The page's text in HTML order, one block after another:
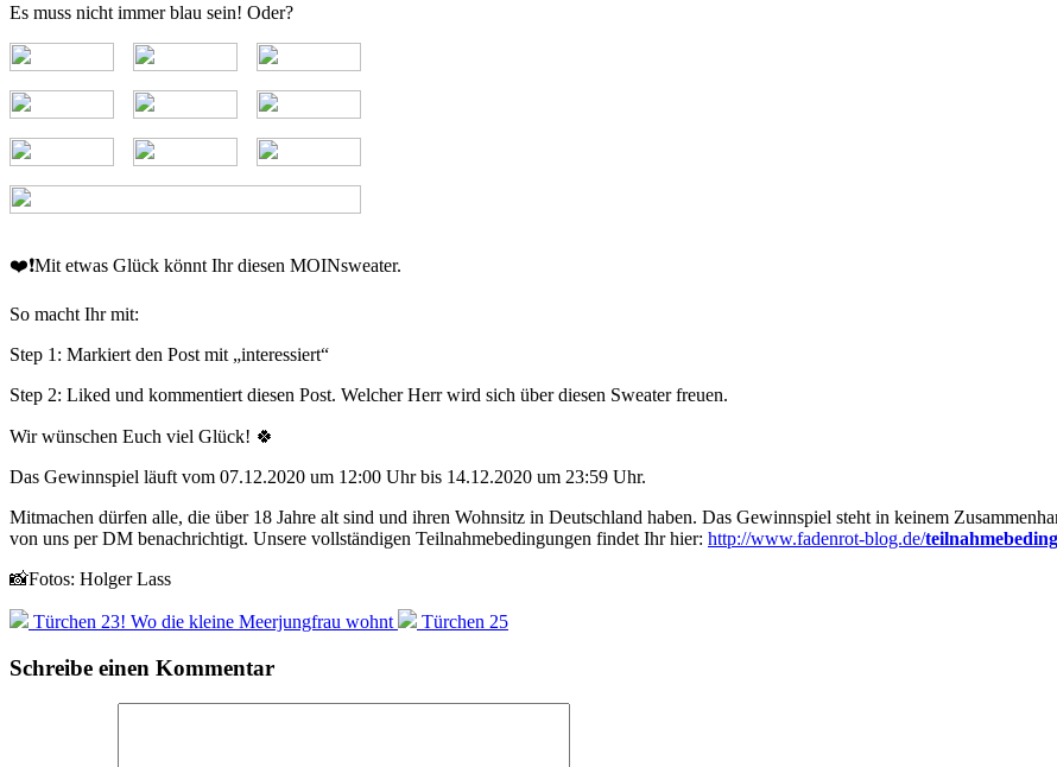
Es muss nicht immer blau sein! Oder?
❤️❗Mit etwas Glück könnt Ihr diesen MOINsweater.
So macht Ihr mit:⠀⠀⠀⠀⠀⠀⠀⠀⠀⠀⠀⠀⠀⠀⠀⠀⠀⠀⠀⠀⠀⠀⠀⠀⠀
Step 1: Markiert den Post mit „interessiert“
Step 2: Liked und kommentiert diesen Post. Welcher Herr wird sich über diesen Sweater freuen.
Wir wünschen Euch viel Glück! 🍀⠀⠀⠀⠀⠀⠀⠀⠀⠀⠀⠀⠀⠀⠀⠀⠀⠀⠀⠀⠀⠀⠀⠀⠀⠀
Das Gewinnspiel läuft vom 07.12.2020 um 12:00 Uhr bis 14.12.2020 um 23:59 Uhr.
Mitmachen dürfen alle, die über 18 Jahre alt sind und ihren Wohnsitz in Deutschland haben. Das Gewinnspiel steht in keinem
von uns per DM benachrichtigt. Unsere vollständigen Teilnahmebedingungen findet Ihr hier: http://www.fadenrot-blog.de/
📸Fotos: Holger Lass
Türchen 23! Wo die kleine Meerjungfrau wohnt Türchen 25
Schreibe einen Kommentar